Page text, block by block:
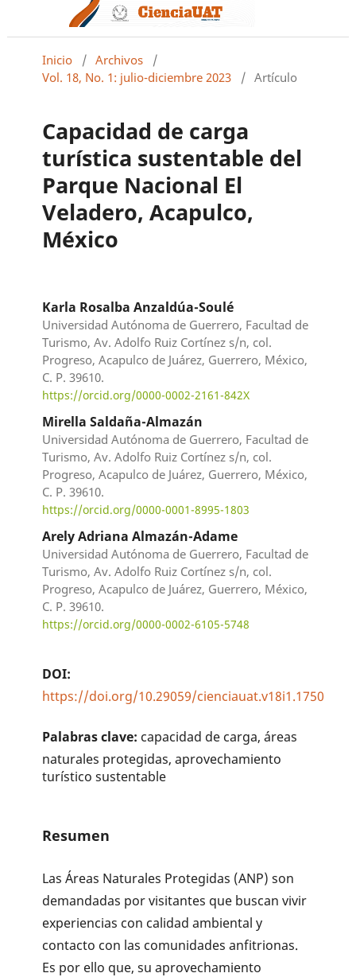
Inicio / Archivos
/
Vol. 18, No. 1: julio-diciembre 2023
/ Artículo
Capacidad de carga
turística sustentable del
Parque Nacional El
Veladero, Acapulco,
México
Karla Rosalba Anzaldúa-Soulé
Universidad Autónoma de Guerrero, Facultad de
Turismo, Av. Adolfo Ruiz Cortínez s/n, col.
Progreso, Acapulco de Juárez, Guerrero, México,
C. P. 39610.
https://orcid.org/0000-0002-2161-842X
Mirella Saldaña-Almazán
Universidad Autónoma de Guerrero, Facultad de
Turismo, Av. Adolfo Ruiz Cortínez s/n, col.
Progreso, Acapulco de Juárez, Guerrero, México,
C. P. 39610.
https://orcid.org/0000-0001-8995-1803
Arely Adriana Almazán-Adame
Universidad Autónoma de Guerrero, Facultad de
Turismo, Av. Adolfo Ruiz Cortínez s/n, col.
Progreso, Acapulco de Juárez, Guerrero, México,
C. P. 39610.
https://orcid.org/0000-0002-6105-5748
DOI:
https://doi.org/10.29059/cienciauat.v18i1.1750
Palabras clave: capacidad de carga, áreas
naturales protegidas, aprovechamiento
turístico sustentable
Resumen
Las Áreas Naturales Protegidas (ANP) son
demandadas por visitantes que buscan vivir
experiencias con calidad ambiental y
contacto con las comunidades anfitrionas.
Es por ello que, su aprovechamiento